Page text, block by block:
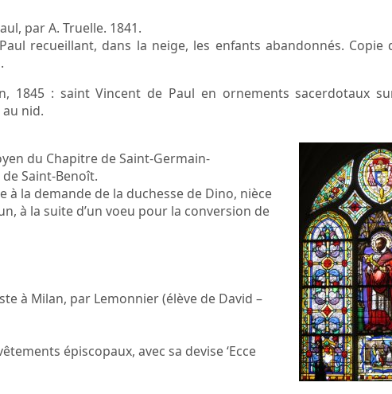
par A. Truelle. 1841.
recueillant, dans la neige, les enfants abandonnés. Copie
1845 : saint Vincent de Paul en ornements sacerdotaux
nid.
du Chapitre de Saint-Germain-
de Saint-Benoît.
à la demande de la duchesse de Dino, nièce
à la suite d’un voeu pour la conversion de
à Milan, par Lemonnier (élève de David –
épiscopaux, avec sa devise ‘Ecce